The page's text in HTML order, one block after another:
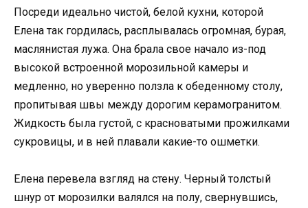
Посреди идеально чистой, белой кухни, которой
Елена так гордилась, расплывалась огромная, бурая,
маслянистая лужа. Она брала свое начало из-под
высокой встроенной морозильной камеры и
медленно, но уверенно ползла к обеденному столу,
пропитывая швы между дорогим керамогранитом.
Жидкость была густой, с красноватыми прожилками
сукровицы, и в ней плавали какие-то ошметки.
Елена перевела взгляд на стену. Черный толстый
шнур от морозилки валялся на полу, свернувшись,